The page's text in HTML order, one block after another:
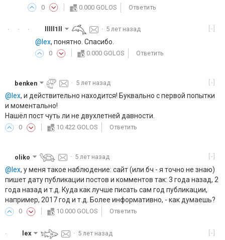
0 0.000 GOLOS Ответить
·
·
· [-]
lllll1ll · 5 лет назад
@lex, понятно. Спасибо.
0 0.000 GOLOS Ответить
[-]
benken · 5 лет назад
@lex, и действительно находится! Буквально с первой попытки
и моментально!
Нашёл пост чуть ли не двухлетней давности.
0 10.422 GOLOS Ответить
[-]
oliko · 5 лет назад
@lex, у меня такое наблюдение: сайт (или бч - я точно не знаю)
пишет дату публикации постов и комментов так: 3 года назад, 2
года назад и т.д. Куда как лучше писать сам год публикации,
например, 2017 год и т.д. Более информативно, - как думаешь?
0 10.000 GOLOS Ответить
· [-]
lex · 5 лет назад